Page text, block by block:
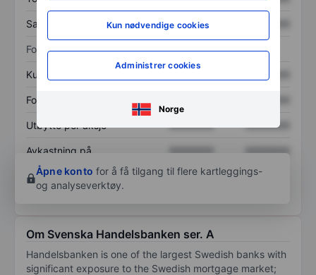
Kun nødvendige cookies
Administrer cookies
Norge
Samlet gjeld XXXXXXX
Forholdstall
Kurs/salg
Fortjeneste per aksje
Utbytte per aksje XXXXXXX XXXXXXX
Avkastning på
egenkapital
XXXXXXX
XXXXXXX
Åpne konto for å få tilgang til flere kartleggings-
og analyseverktøy.
Om Svenska Handelsbanken ser. A
Handelsbanken is one of the largest Swedish banks with
significant exposure to the Swedish mortgage market;